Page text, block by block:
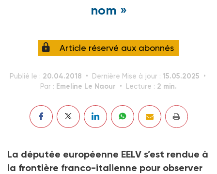
nom »
Article réservé aux abonnés
Publié le : 20.04.2018 Dernière Mise à jour : 15.05.2025
Par : Emeline Le Naour Lecture : 2 min.
La députée européenne EELV s’est rendue à
la frontière franco-italienne pour observer